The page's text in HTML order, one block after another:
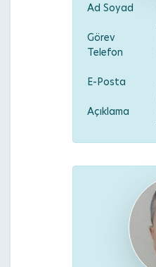
Ad Soyad
Görev
Telefon
E-Posta
Açıklama